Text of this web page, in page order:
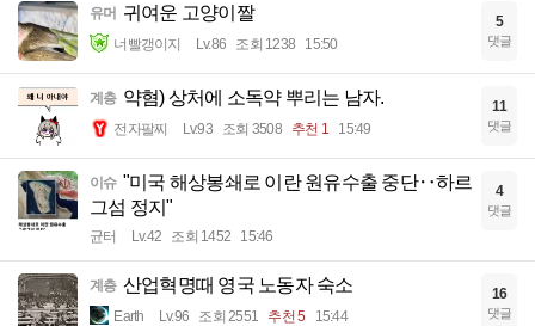
유머 귀여운 고양이짤
너빨갱이지 Lv.86 조회 1238 15:50
5
댓글
계층 약혐) 상처에 소독약 뿌리는 남자.
전자팔찌 Lv.93 조회 3508 추천 1 15:49
11
댓글
이슈 "미국 해상봉쇄로 이란 원유수출 중단‥하르
그섬 정지"
균터 Lv.42 조회 1452 15:46
4
댓글
계층 산업혁명때 영국 노동자 숙소
Earth Lv.96 조회 2551 추천 5 15:44
16
댓글